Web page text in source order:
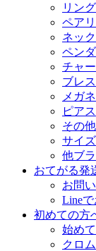
リン
ペア
ネッ
ペン
チャ
ブレ
メガ
ピア
その
サイ
他ブ
おてがる発
お問
Line
初めての方
始め
クロ